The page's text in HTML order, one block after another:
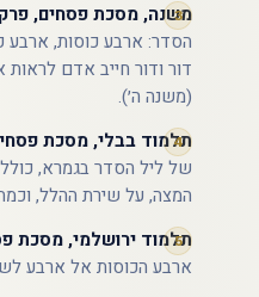
משנה, מסכת פסחים, פרק
הסדר: ארבע כוסות, ארבע
דור ודור חייב אדם
(משנה ה׳).
תלמוד בבלי, מסכת
של ליל הסדר בגמרא,
המצה, על שירת ההלל, וכמה
תלמוד ירושלמי, מסכת
ארבע הכוסות אל ארבע